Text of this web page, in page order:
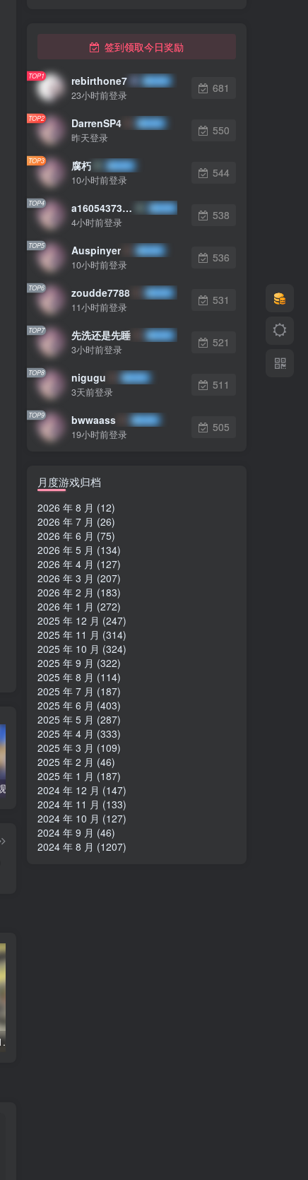
AIR-air神尾观铃（PPSSPP＋PC端）
签到领取今日奖励
TOP1 rebirthone7
23小时前登录
681
TOP2 DarrenSP4
昨天登录
550
TOP3 腐朽
10小时前登录
544
TOP4 a1605437303
4小时前登录
538
TOP5 Auspinyer
10小时前登录
536
TOP6 zoudde7788
11小时前登录
531
TOP7 先洗还是先睡
3小时前登录
521
TOP8 nigugu
3天前登录
511
TOP9 bwwaass
19小时前登录
505
月度游戏归档
2026 年 8 月 (12)
2026 年 7 月 (26)
2026 年 6 月 (75)
2026 年 5 月 (134)
2026 年 4 月 (127)
2026 年 3 月 (207)
2026 年 2 月 (183)
2026 年 1 月 (272)
2025 年 12 月 (247)
2025 年 11 月 (314)
2025 年 10 月 (324)
2025 年 9 月 (322)
2025 年 8 月 (114)
2025 年 7 月 (187)
2025 年 6 月 (403)
2025 年 5 月 (287)
2025 年 4 月 (333)
2025 年 3 月 (109)
2025 年 2 月 (46)
2025 年 1 月 (187)
2024 年 12 月 (147)
2024 年 11 月 (133)
2024 年 10 月 (127)
2024 年 9 月 (46)
2024 年 8 月 (1207)